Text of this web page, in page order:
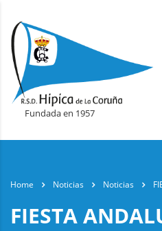
Fundada en 1957
Home Noticias Noticias
FIESTA